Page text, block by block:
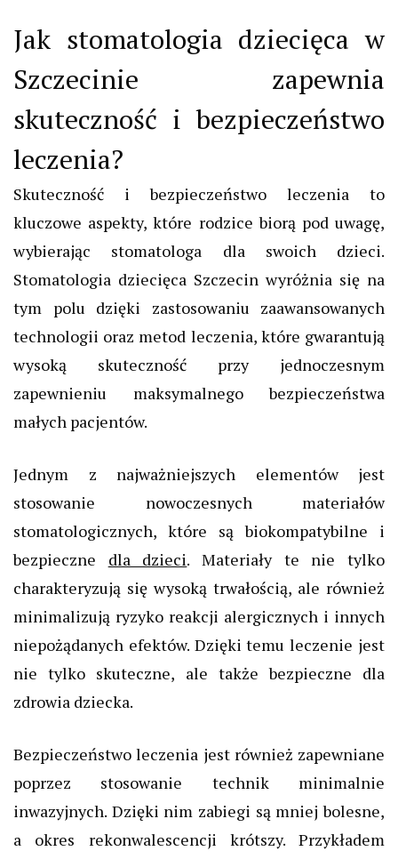
Jak stomatologia dziecięca w
Szczecinie zapewnia
skuteczność i bezpieczeństwo
leczenia?
Skuteczność i bezpieczeństwo leczenia to
kluczowe aspekty, które rodzice biorą pod uwagę,
wybierając stomatologa dla swoich dzieci.
Stomatologia dziecięca Szczecin wyróżnia się na
tym polu dzięki zastosowaniu zaawansowanych
technologii oraz metod leczenia, które gwarantują
wysoką skuteczność przy jednoczesnym
zapewnieniu maksymalnego bezpieczeństwa
małych pacjentów.
Jednym z najważniejszych elementów jest
stosowanie nowoczesnych materiałów
stomatologicznych, które są biokompatybilne i
bezpieczne dla dzieci. Materiały te nie tylko
charakteryzują się wysoką trwałością, ale również
minimalizują ryzyko reakcji alergicznych i innych
niepożądanych efektów. Dzięki temu leczenie jest
nie tylko skuteczne, ale także bezpieczne dla
zdrowia dziecka.
Bezpieczeństwo leczenia jest również zapewniane
poprzez stosowanie technik minimalnie
inwazyjnych. Dzięki nim zabiegi są mniej bolesne,
a okres rekonwalescencji krótszy. Przykładem